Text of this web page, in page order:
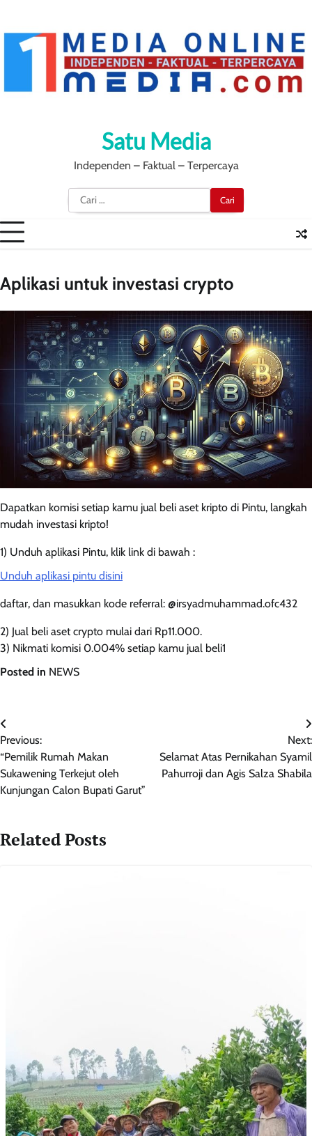
content
Satu Media
Independen – Faktual – Terpercaya
Cari
untuk:
Aplikasi untuk investasi crypto
Dapatkan komisi setiap kamu jual beli aset kripto di Pintu, langkah
mudah investasi kripto!
1) Unduh aplikasi Pintu, klik link di bawah :
Unduh aplikasi pintu disini
daftar, dan masukkan kode referral: @irsyadmuhammad.ofc432
2) Jual beli aset crypto mulai dari Rp11.000.
3) Nikmati komisi 0.004% setiap kamu jual beli1
Posted in NEWS
Navigasi
pos
Previous:
“Pemilik Rumah Makan
Sukawening Terkejut oleh
Kunjungan Calon Bupati Garut”
Next:
Selamat Atas Pernikahan Syamil
Pahurroji dan Agis Salza Shabila
Related Posts